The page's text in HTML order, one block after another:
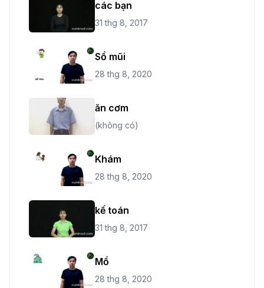
các bạn
31 thg 8, 2017
Sổ mũi
28 thg 8, 2020
ăn cơm
(không có)
Khám
28 thg 8, 2020
kế toán
31 thg 8, 2017
Mổ
28 thg 8, 2020